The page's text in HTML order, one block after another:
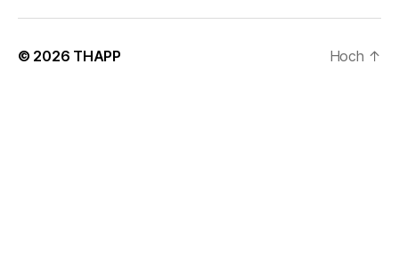
© 2026 THAPP Hoch ↑